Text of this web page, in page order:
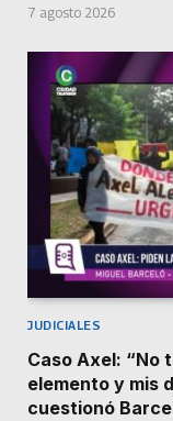
7 agosto 2026
JUDICIALES
Caso Axel: “No
elemento y mis
cuestionó